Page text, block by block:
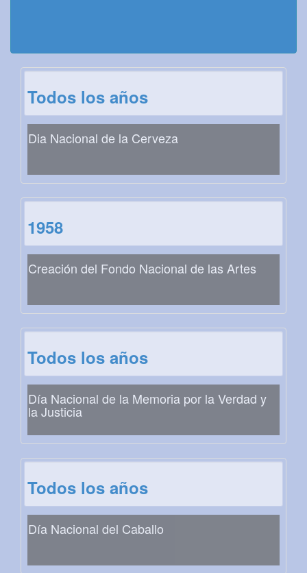
Todos los años
Dia Nacional de la Cerveza
1958
Creación del Fondo Nacional de las Artes
Todos los años
Día Nacional de la Memoria por la Verdad y
la Justicia
Todos los años
Día Nacional del Caballo